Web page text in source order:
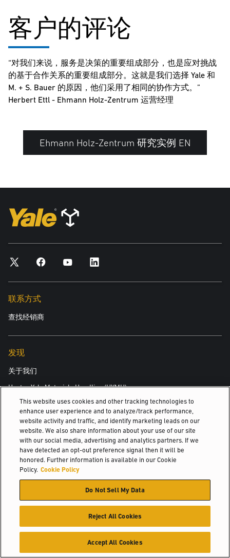
客户的评论
“对我们来说，服务是决策的重要组成部分，也是应对挑战
的基于合作关系的重要组成部分。这就是我们选择 Yale 和
M. + S. Bauer 的原因，他们采用了相同的协作方式。”
Herbert Ettl - Ehmann Holz-Zentrum 运营经理
Ehmann Holz-Zentrum 研究实例 EN
联系方式
查找经销商
发现
关于我们
Hyster-Yale Materials Handling (HYMH)
职业发展
职业发展
© 2026 Hyster-Yale Materials Handling, Inc., all rights reserved.
隐私政策 可接受使用政策 使用条款 Cookie 政策
This website uses cookies and other tracking technologies to
enhance user experience and to analyze/track performance,
website activity and traffic, and identify marketing leads on our
website. We also share information about your use of our site
with our social media, advertising and analytics partners. If we
have detected an opt-out preference signal then it will be
honored. Further information is available in our Cookie
Policy. Cookie Policy
Do Not Sell My Data
Reject All Cookies
Accept All Cookies